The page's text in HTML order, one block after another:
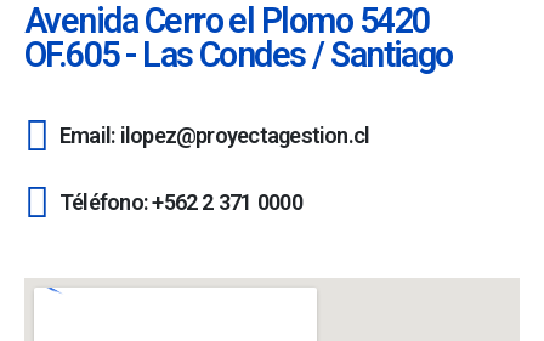
Avenida Cerro el Plomo 5420
OF.605 - Las Condes / Santiago
Email: ilopez@proyectagestion.cl
Téléfono: +562 2 371 0000